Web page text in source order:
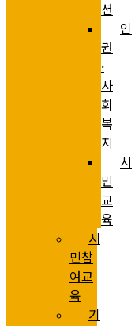
션
인
권
·
사
회
복
지
시
민
교
육
시
민참
여교
육
기